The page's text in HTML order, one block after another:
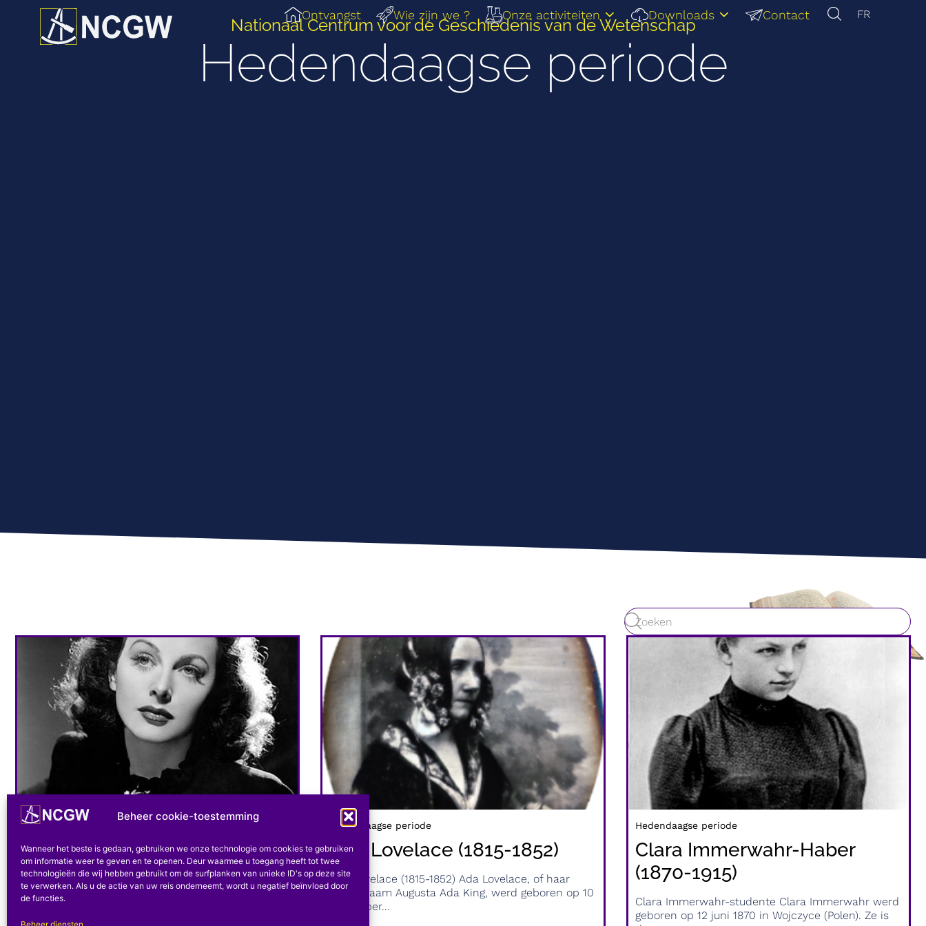
Beheer cookie-toestemming
Wanneer het beste is gedaan, gebruiken we onze technologie om cookies te gebruiken
om informatie weer te geven en te openen. Deur waarmee u toegang heeft tot twee
technologieën die wij hebben gebruikt om de surfplanken van unieke ID's op deze site
te verwerken. Als u de actie van uw reis onderneemt, wordt u negatief beïnvloed door
de functies.
Ontvangst Wie zijn we ? Onze activiteiten Downloads Contact FR
Nationaal Centrum voor de Geschiedenis van de Wetenschap
Hedendaagse periode
Hedendaagse periode
Hedy Lamarr (1914-2000)
Hedy Lamarr, geboren Hedwig Eva Maria Kiesler,
werd geboren in 1914. Ze was de dochter van een
bankier, Emil...
Hedendaagse periode
Ada Lovelace (1815-1852)
Ada Lovelace (1815-1852) Ada Lovelace, of haar
echte naam Augusta Ada King, werd geboren op 10
december...
Hedendaagse periode
Clara Immerwahr-Haber
(1870-1915)
Clara Immerwahr-studente Clara Immerwahr werd
geboren op 12 juni 1870 in Wojczyce (Polen). Ze is